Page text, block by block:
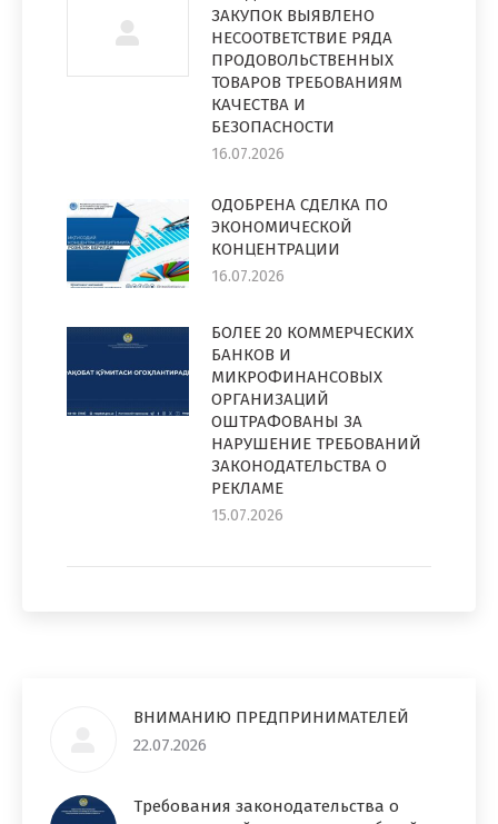
ЗАКУПОК ВЫЯВЛЕНО
НЕСООТВЕТСТВИЕ РЯДА
ПРОДОВОЛЬСТВЕННЫХ
ТОВАРОВ ТРЕБОВАНИЯМ
КАЧЕСТВА И
БЕЗОПАСНОСТИ
16.07.2026
ОДОБРЕНА СДЕЛКА ПО
ЭКОНОМИЧЕСКОЙ
КОНЦЕНТРАЦИИ
16.07.2026
БОЛЕЕ 20 КОММЕРЧЕСКИХ
БАНКОВ И
МИКРОФИНАНСОВЫХ
ОРГАНИЗАЦИЙ
ОШТРАФОВАНЫ ЗА
НАРУШЕНИЕ ТРЕБОВАНИЙ
ЗАКОНОДАТЕЛЬСТВА О
РЕКЛАМЕ
15.07.2026
ВНИМАНИЮ ПРЕДПРИНИМАТЕЛЕЙ
22.07.2026
Требования законодательства о